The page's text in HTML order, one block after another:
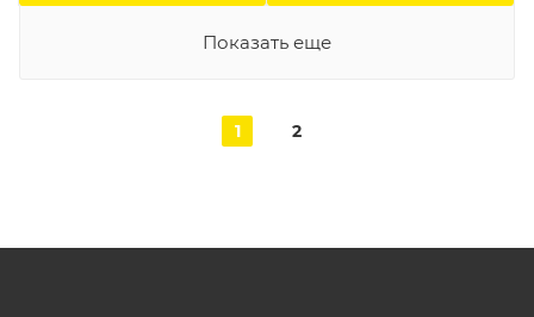
Показать еще
1 2